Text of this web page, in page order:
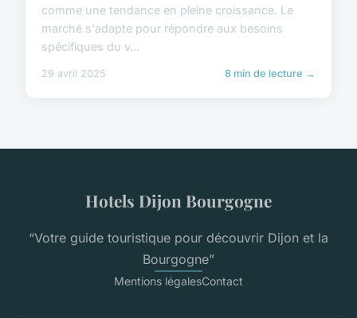
comme une tendance en pleine croissance. Le
marché s'adapte pour répondre aux besoins
spécifiques du v...
29 avril 2025 8 min de lecture →
Hotels Dijon Bourgogne
“Votre guide touristique pour découvrir Dijon et la
Bourgogne”
Mentions légalesContact